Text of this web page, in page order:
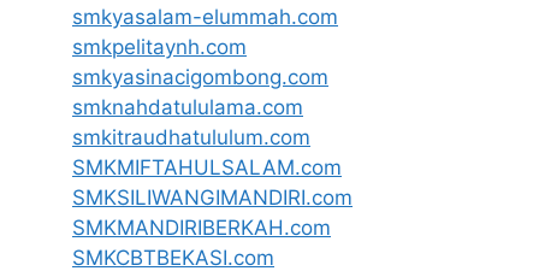
smkyasalam-elummah.com
smkpelitaynh.com
smkyasinacigombong.com
smknahdatululama.com
smkitraudhatululum.com
SMKMIFTAHULSALAM.com
SMKSILIWANGIMANDIRI.com
SMKMANDIRIBERKAH.com
SMKCBTBEKASI.com